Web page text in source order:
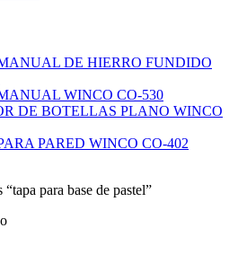
DE HIERRO FUNDIDO
WINCO CO-530
DE BOTELLAS PLANO WINCO
PARED WINCO CO-402
para base de pastel”